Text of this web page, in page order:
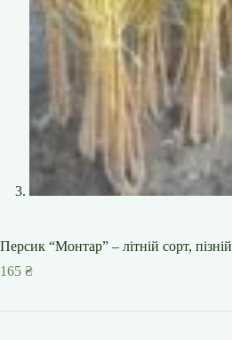
Персик “Монтар” – літній сорт,
165 ₴